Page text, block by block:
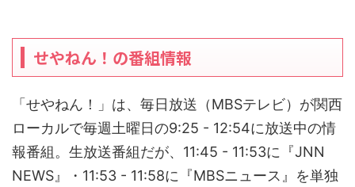
せやねん！の番組情報
「せやねん！」は、毎日放送（MBSテレビ）が関西
ローカルで毎週土曜日の9:25 - 12:54に放送中の情
報番組。生放送番組だが、11:45 - 11:53に『JNN
NEWS』・11:53 - 11:58に『MBSニュース』を単独